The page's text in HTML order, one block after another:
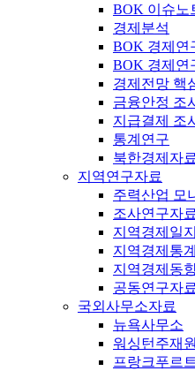
BOK 이슈노
경제분석
BOK 경제연
BOK 경제연
경제전망 핵
금융안정 조
지급결제 조
통계연구
북한경제자료
지역연구자료
주력산업 모
조사연구자료
지역경제일지
지역경제통계
지역경제동
공동연구자료
국외사무소자료
뉴욕사무소
워싱턴주재원
프랑크푸르